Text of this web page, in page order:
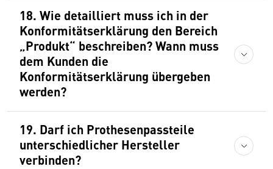
18. Wie detailliert muss ich in der
Konformitätserklärung den Bereich
„Produkt“ beschreiben? Wann muss
dem Kunden die
Konformitätserklärung übergeben
werden?
19. Darf ich Prothesenpassteile
unterschiedlicher Hersteller
verbinden?